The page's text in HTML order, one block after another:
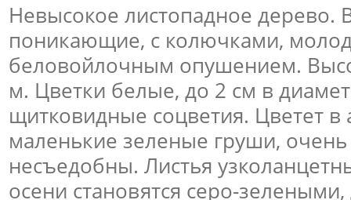
Невысокое листопадное дерево.
поникающие, с колючками,
беловойлочным опушением.
м. Цветки белые, до 2 см в
щитковидные соцветия. Цветет
маленькие зеленые груши,
несъедобны. Листья
осени становятся серо-